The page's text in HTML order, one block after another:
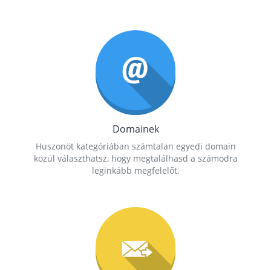
Domainek
Huszonöt kategóriában számtalan egyedi domain
közül választhatsz, hogy megtalálhasd a számodra
leginkább megfelelőt.